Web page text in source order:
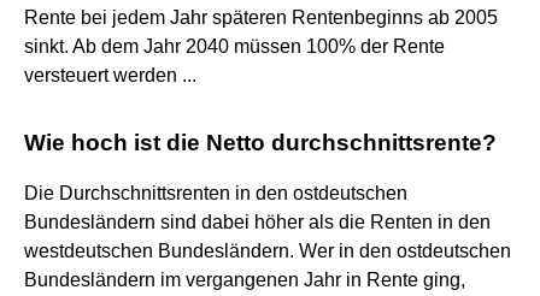
Rente bei jedem Jahr späteren Rentenbeginns ab 2005
sinkt. Ab dem Jahr 2040 müssen 100% der Rente
versteuert werden ...
Wie hoch ist die Netto durchschnittsrente?
Die Durchschnittsrenten in den ostdeutschen
Bundesländern sind dabei höher als die Renten in den
westdeutschen Bundesländern. Wer in den ostdeutschen
Bundesländern im vergangenen Jahr in Rente ging,